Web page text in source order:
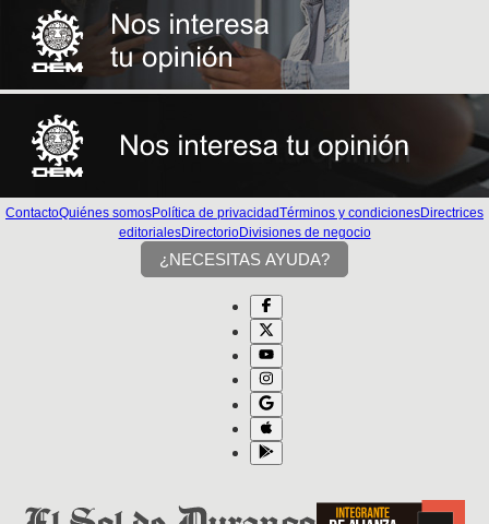
ContactoQuiénes somosPolítica de privacidadTérminos y condicionesDirectrices
editorialesDirectorioDivisiones de negocio
¿NECESITAS AYUDA?